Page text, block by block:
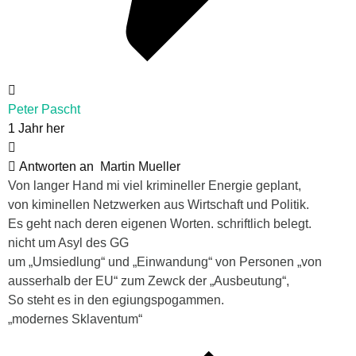
Peter Pascht
1 Jahr her
Antworten an
Martin Mueller
Von langer Hand mi viel krimineller Energie geplant,
von kiminellen Netzwerken aus Wirtschaft und Politik.
Es geht nach deren eigenen Worten. schriftlich belegt.
nicht um Asyl des GG
um „Umsiedlung“ und „Einwandung“ von Personen „von
ausserhalb der EU“ zum Zewck der „Ausbeutung“,
So steht es in den egiungspogammen.
„modernes Sklaventum“